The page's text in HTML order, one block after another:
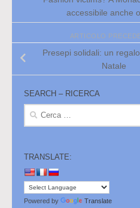
accessibile anche
ARTICOLO
Presepi solidali: un
Natale
SEARCH – RICERCA
Ricerca
TRANSLATE:
Powered by Translate